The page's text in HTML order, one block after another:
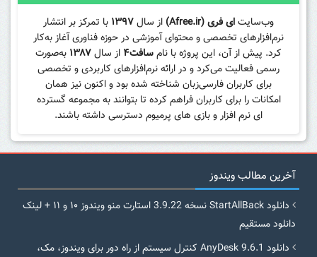
وب‌سایتای فری (Afree.ir) از سال۱۳۹۷ با تمرکز بر انتشار
نرم‌افزارهای تخصصی و محتوای آموزشی در حوزه فناوری آغاز به‌کار
کرد. پیش از آن، این پروژه با نامسافت۴ از سال۱۳۸۷ به‌صورت
رسمی فعالیت می‌کرد و در ارائه نرم‌افزارهای کاربردی و تخصصی
برای کاربران فارسی‌زبان شناخته شده بود و اکنون نیز همان
امکانات را برای کاربران فراهم کرده تا بتوانند به مجموعه گسترده
ای نرم افزار و بازی های پرمیوم دسترسی داشته باشند.
آخرین مطالب ویندوز
دانلود StartAllBack نسخه 3.9.22 استارت منو ویندوز ۱۰ و ۱۱ + لینک
دانلود مستقیم
دانلود AnyDesk 9.6.1 کنترل سیستم از راه دور برای ویندوز، مک،